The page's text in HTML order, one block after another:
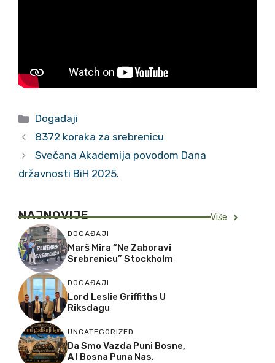
Kategorije
Događaji
8372 koraka za srebrenicu
Svečana Akademija povodom Dana
državnosti BiH 2025.
NAJNOVIJE Više
DOGAĐAJI
Marš Mira “Ne Zaboravi
Srebrenicu” Stockholm
DOGAĐAJI
Lord Leslie Griffiths U
Riksdagu
UNCATEGORIZED
Da Smo Vazda Puni Bosne,
A I Bosna Puna Nas.